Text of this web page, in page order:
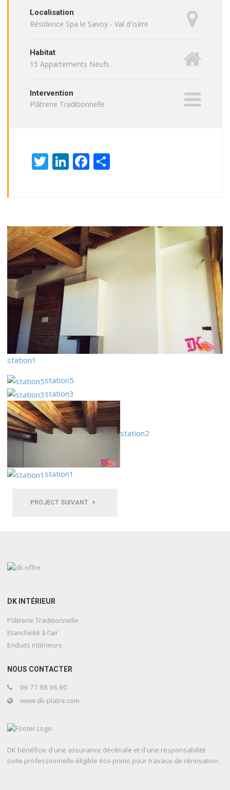
Localisation
Résidence Spa le Savoy - Val d'Isère
Habitat
15 Appartements Neufs
Intervention
Plâtrerie Traditionnelle
Twitter
LinkedIn
Facebook
station1
station5
station3
station2
station1
PROJECT SUIVANT
DK INTÉRIEUR
Plâtrerie Traditionnelle
Etanchéité à l’air
Enduits intérieurs
NOUS CONTACTER
06 77 88 96 80
www.dk-platre.com
DK bénéficie d'une assurance décénale et d'une responsabilité
civile professionnelle éligible éco-prime pour travaux de rénovation.